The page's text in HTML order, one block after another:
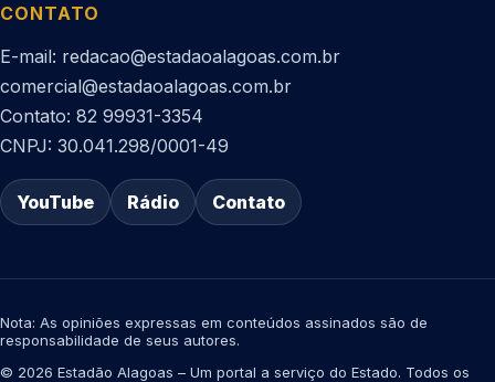
CONTATO
E-mail: redacao@estadaoalagoas.com.br
comercial@estadaoalagoas.com.br
Contato: 82 99931-3354
CNPJ: 30.041.298/0001-49
YouTube Rádio Contato
Nota: As opiniões expressas em conteúdos assinados são de
responsabilidade de seus autores.
© 2026 Estadão Alagoas – Um portal a serviço do Estado. Todos os